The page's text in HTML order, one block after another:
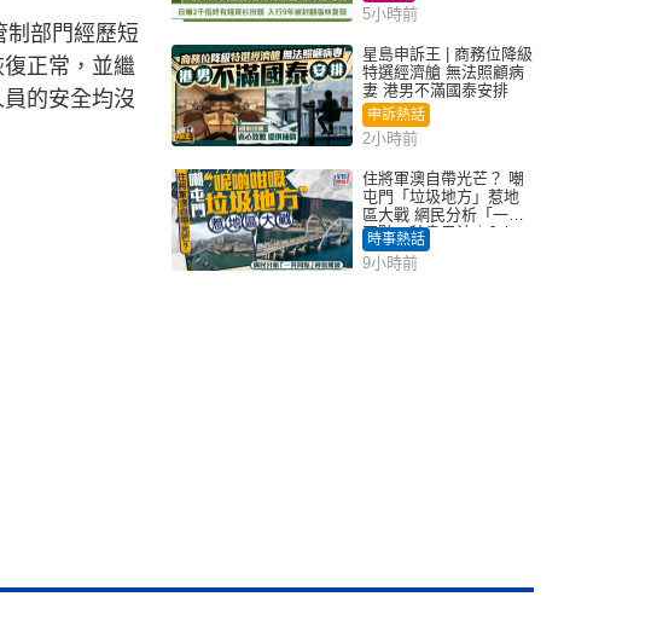
制部門經歷短
正常，並繼
的安全均沒
5小時前
星島申訴王 | 商務位降級
特選經濟艙 無法照顧病
妻 港男不滿國泰安排
申訴熱話
2小時前
住將軍澳自帶光芒？ 嘲
屯門「垃圾地方」惹地
區大戰 網民分析「一共
同點」秒息風波｜Juicy
叮
時事熱話
9小時前